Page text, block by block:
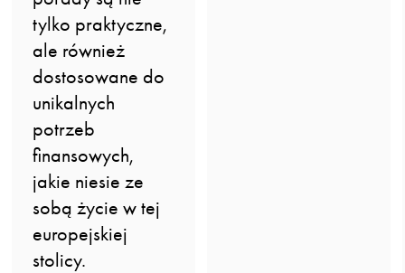
tylko praktyczne,
ale również
dostosowane do
unikalnych
potrzeb
finansowych,
jakie niesie ze
sobą życie w tej
europejskiej
stolicy.